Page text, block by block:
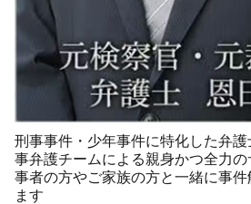
刑事事件・少年事件に特化した弁護
事弁護チームによる親身かつ全力
事者の方やご家族の方と一緒に事件
ます